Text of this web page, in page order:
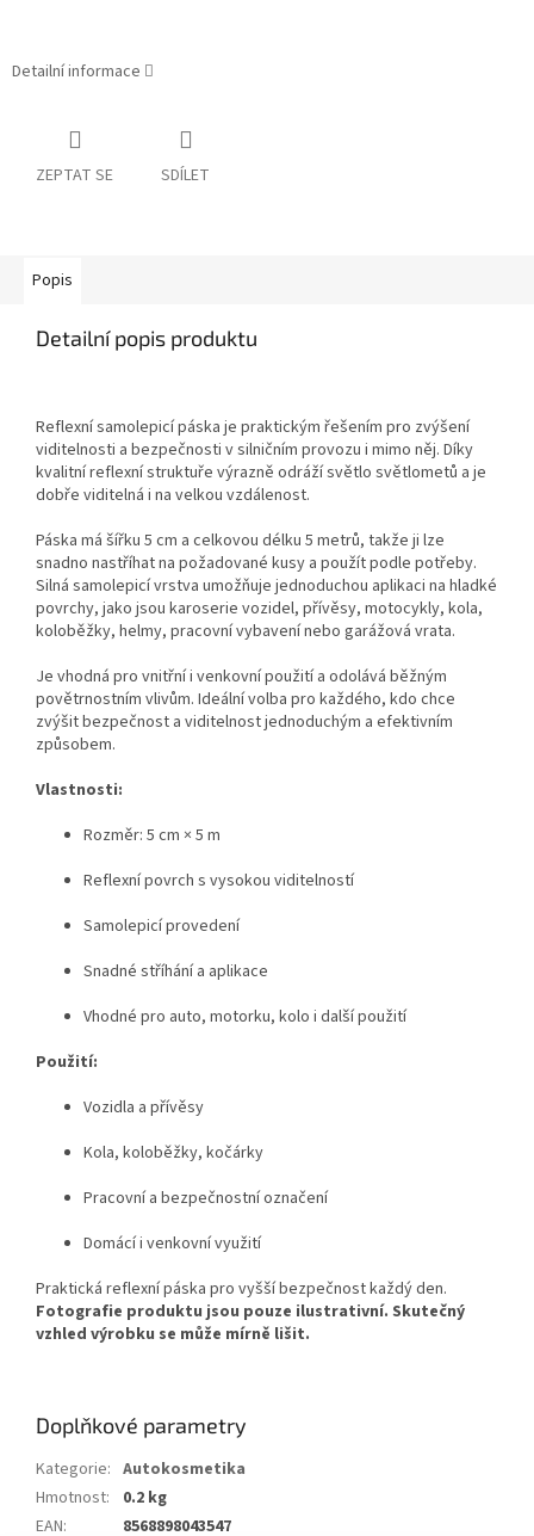
Detailní informace
ZEPTAT SE SDÍLET
Popis
Detailní popis produktu
Reflexní samolepicí páska je praktickým řešením pro zvýšení
viditelnosti a bezpečnosti v silničním provozu i mimo něj. Díky
kvalitní reflexní struktuře výrazně odráží světlo světlometů a je
dobře viditelná i na velkou vzdálenost.
Páska má šířku 5 cm a celkovou délku 5 metrů, takže ji lze
snadno nastříhat na požadované kusy a použít podle potřeby.
Silná samolepicí vrstva umožňuje jednoduchou aplikaci na hladké
povrchy, jako jsou karoserie vozidel, přívěsy, motocykly, kola,
koloběžky, helmy, pracovní vybavení nebo garážová vrata.
Je vhodná pro vnitřní i venkovní použití a odolává běžným
povětrnostním vlivům. Ideální volba pro každého, kdo chce
zvýšit bezpečnost a viditelnost jednoduchým a efektivním
způsobem.
Vlastnosti:
Rozměr: 5 cm × 5 m
Reflexní povrch s vysokou viditelností
Samolepicí provedení
Snadné stříhání a aplikace
Vhodné pro auto, motorku, kolo i další použití
Použití:
Vozidla a přívěsy
Kola, koloběžky, kočárky
Pracovní a bezpečnostní označení
Domácí i venkovní využití
Praktická reflexní páska pro vyšší bezpečnost každý den.
Fotografie produktu jsou pouze ilustrativní. Skutečný
vzhled výrobku se může mírně lišit.
Doplňkové parametry
Kategorie: Autokosmetika
Hmotnost:
0.2 kg
EAN: 8568898043547